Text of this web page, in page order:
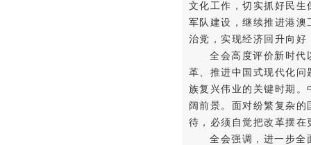
文化工作，切实抓好民
军队建设，继续推进港
治党，实现经济回升向
全会高度评价新时代
革、推进中国式现代化
族复兴伟业的关键时期
阔前景。面对纷繁复杂
待，必须自觉把改革摆
全会强调，进一步全